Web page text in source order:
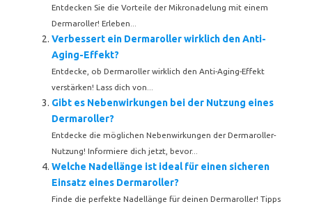
Entdecken Sie die Vorteile der Mikronadelung mit einem
Dermaroller! Erleben...
Verbessert ein Dermaroller wirklich den Anti-
Aging-Effekt?
Entdecke, ob Dermaroller wirklich den Anti-Aging-Effekt
verstärken! Lass dich von...
Gibt es Nebenwirkungen bei der Nutzung eines
Dermaroller?
Entdecke die möglichen Nebenwirkungen der Dermaroller-
Nutzung! Informiere dich jetzt, bevor...
Welche Nadellänge ist ideal für einen sicheren
Einsatz eines Dermaroller?
Finde die perfekte Nadellänge für deinen Dermaroller! Tipps